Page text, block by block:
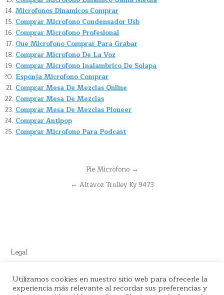
Microfonos Dinamicos Comprar
Comprar Microfono Condensador Usb
Comprar Microfono Profesional
Que Microfono Comprar Para Grabar
Comprar Microfono De La Voz
Comprar Microfono Inalambrico De Solapa
Esponja Microfono Comprar
Comprar Mesa De Mezclas Online
Comprar Mesa De Mezclas
Comprar Mesa De Mezclas Pioneer
Comprar Antipop
Comprar Microfono Para Podcast
Pie Microfono →
← Altavoz Trolley Ky 9473
Legal
Este sitio recomienda productos de Amazon y cuenta con enlaces
de afiliados por el cual nos llevamos comisión en cada venta.
Utilizamos cookies en nuestro sitio web para ofrecerle la
experiencia más relevante al recordar sus preferencias y